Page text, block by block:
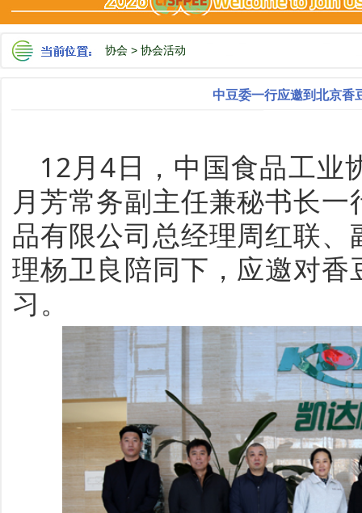
协会 > 协会活动
中豆委一行应邀到北京香
12月4日，中国食品工业
月芳常务副主任兼秘书长
品有限公司总经理周红联
理杨卫良陪同下，应邀对
习。